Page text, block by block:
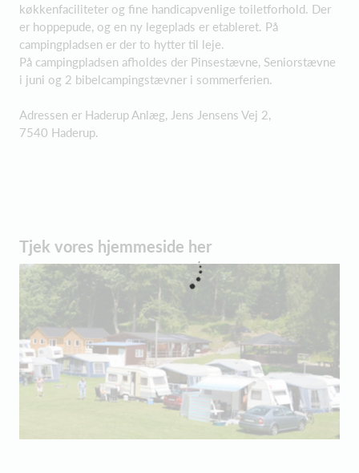
køkkenfaciliteter og fine handicapvenlige toiletforhold. Der
er hoppepude, og en ny legeplads er etableret. På
campingpladsen er der to hytter til leje.
På campingpladsen afholdes der Pinsestævne, Seniorstævne
i juni og 2 bibelcampingstævner i sommerferien.
Adressen er Haderup Anlæg, Jens Jensens Vej 2,
7540 Haderup.
Tjek vores hjemmeside her